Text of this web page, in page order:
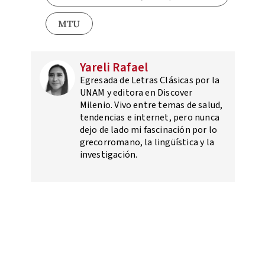
MTU
Yareli Rafael
Egresada de Letras Clásicas por la
UNAM y editora en Discover
Milenio. Vivo entre temas de salud,
tendencias e internet, pero nunca
dejo de lado mi fascinación por lo
grecorromano, la lingüística y la
investigación.